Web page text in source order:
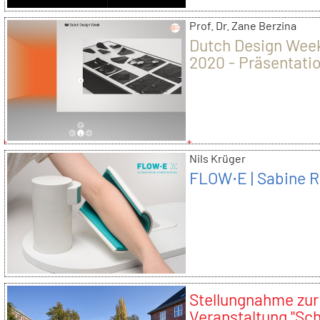
Prof. Dr. Zane Berzina
Dutch Design
2020 -
Nils Krüger
FLOW⋅E | Sabine
Stellungnahme zur